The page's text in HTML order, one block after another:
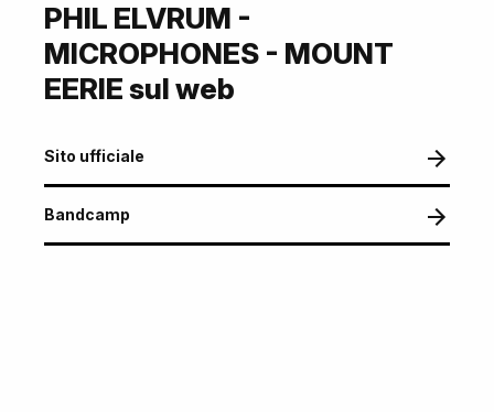
PHIL ELVRUM -
MICROPHONES - MOUNT
EERIE sul web
Sito ufficiale
Bandcamp